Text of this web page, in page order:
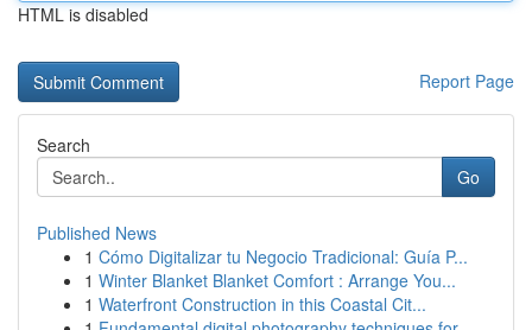
HTML is disabled
Report Page
Search
Go
Published News
1 Cómo Digitalizar tu Negocio Tradicional: Guía P...
1 Winter Blanket Blanket Comfort : Arrange You...
1 Waterfront Construction in this Coastal Cit...